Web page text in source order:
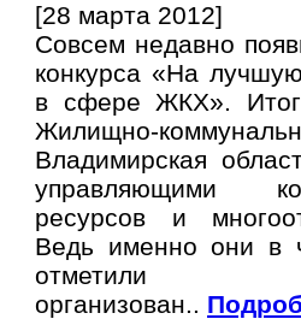
[28 марта 2012]
Совсем недавно
конкурса «На
в сфере ЖКХ».
Жилищно-
Владимирская
управляющими
ресурсов и
Ведь именно они в
отметили
организован..